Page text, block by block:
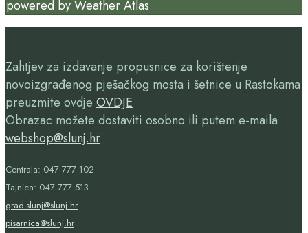
powered byWeather Atlas
Zahtjev za izdavanje propusnice za korištenje
novoizgrađenog pješačkog mosta i šetnice u Rastokama
preuzmite ovdje OVDJE
Obrazac možete dostaviti osobno ili putem e-maila
webshop@slunj.hr
Centrala: 047 777 102
Tajnica: 047 777 513
grad-slunj@slunj.hr
pisarnica@slunj.hr